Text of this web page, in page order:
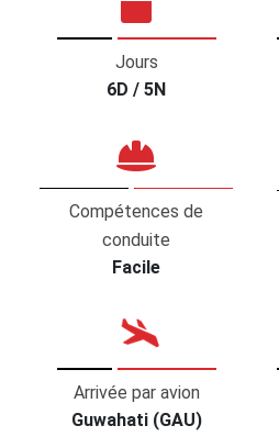
Jours
6D / 5N
Compétences de
conduite
Facile
Arrivée par avion
Guwahati (GAU)